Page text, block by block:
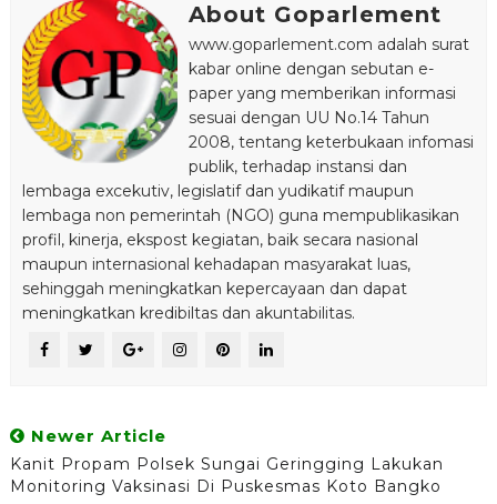
About Goparlement
www.goparlement.com adalah surat
kabar online dengan sebutan e-
paper yang memberikan informasi
sesuai dengan UU No.14 Tahun
2008, tentang keterbukaan infomasi
publik, terhadap instansi dan
lembaga excekutiv, legislatif dan yudikatif maupun
lembaga non pemerintah (NGO) guna mempublikasikan
profil, kinerja, ekspost kegiatan, baik secara nasional
maupun internasional kehadapan masyarakat luas,
sehinggah meningkatkan kepercayaan dan dapat
meningkatkan kredibiltas dan akuntabilitas.
Newer Article
Kanit Propam Polsek Sungai Geringging Lakukan
Monitoring Vaksinasi Di Puskesmas Koto Bangko